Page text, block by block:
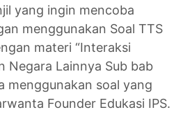
yang ingin mencoba
menggunakan Soal TTS
materi “Interaksi
Negara Lainnya Sub bab
menggunakan soal yang
Founder Edukasi IPS.